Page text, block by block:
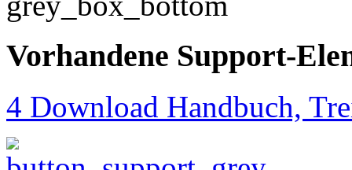
Vorhandene Support-
4 Download Handbuch,